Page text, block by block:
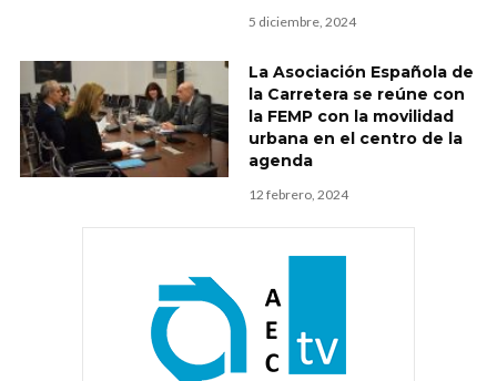
5 diciembre, 2024
La Asociación Española de
la Carretera se reúne con
la FEMP con la movilidad
urbana en el centro de la
agenda
12 febrero, 2024